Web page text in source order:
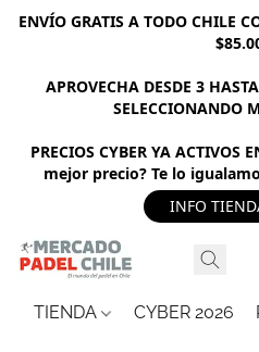
ENVÍO GRATIS A TODO CHILE
APROVECHA DESDE 3
SELECCIONANDO
PRECIOS CYBER YA
mejor precio? Te lo
INFO
TIENDA CYBER 2026